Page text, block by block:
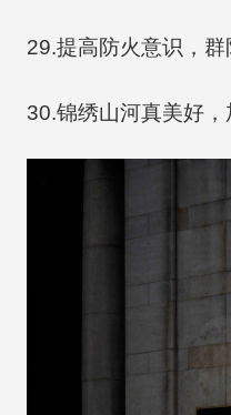
29.提高防火意识，群
30.锦绣山河真美好，